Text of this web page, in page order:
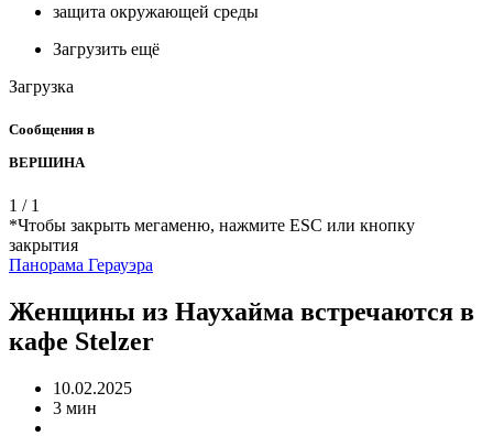
защита окружающей среды
Загрузить ещё
Загрузка
Сообщения в
ВЕРШИНА
1 / 1
*Чтобы закрыть мегаменю, нажмите ESC или кнопку
закрытия
Панорама Герауэра
Женщины из Наухайма встречаются в
кафе Stelzer
10.02.2025
3 мин